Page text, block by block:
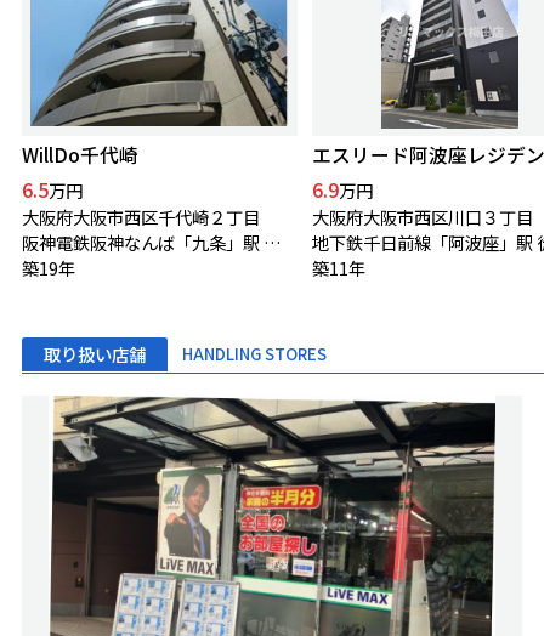
WillDo千代崎
6.5万円
大阪府大阪市西区千代崎２丁目
阪神電鉄阪神なんば「九条」駅 徒歩3分
築19年
エスリード阿波座レジデ
6.9万円
大阪府大阪市西区川口３丁目
築11年
取り扱い店舗 HANDLING STORES